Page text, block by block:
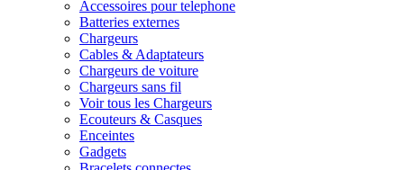
Accessoires pour telephone
Batteries externes
Chargeurs
Cables & Adaptateurs
Chargeurs de voiture
Chargeurs sans fil
Voir tous les Chargeurs
Ecouteurs & Casques
Enceintes
Gadgets